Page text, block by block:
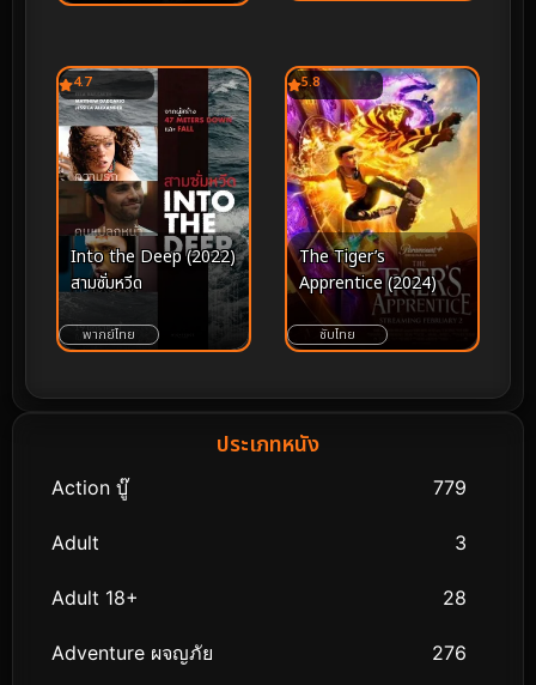
4.7
Into the Deep (2022)
สามซั่มหวีด
พากย์ไทย
5.8
The Tiger’s
Apprentice (2024)
ซับไทย
ประเภทหนัง
Action บู๊ 779
Adult 3
Adult 18+ 28
Adventure ผจญภัย 276